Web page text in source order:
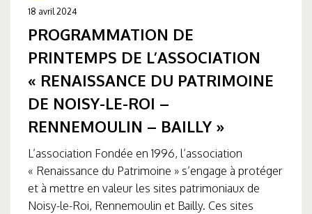
18 avril 2024
PROGRAMMATION DE
PRINTEMPS DE L’ASSOCIATION
« RENAISSANCE DU PATRIMOINE
DE NOISY-LE-ROI –
RENNEMOULIN – BAILLY »
L’association Fondée en 1996, l’association
« Renaissance du Patrimoine » s’engage à protéger
et à mettre en valeur les sites patrimoniaux de
Noisy-le-Roi, Rennemoulin et Bailly. Ces sites